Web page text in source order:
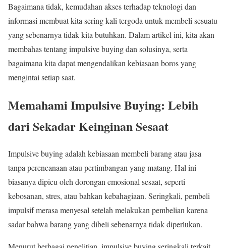
Bagaimana tidak, kemudahan akses terhadap teknologi dan
informasi membuat kita sering kali tergoda untuk membeli sesuatu
yang sebenarnya tidak kita butuhkan. Dalam artikel ini, kita akan
membahas tentang impulsive buying dan solusinya, serta
bagaimana kita dapat mengendalikan kebiasaan boros yang
mengintai setiap saat.
Memahami Impulsive Buying: Lebih
dari Sekadar Keinginan Sesaat
Impulsive buying adalah kebiasaan membeli barang atau jasa
tanpa perencanaan atau pertimbangan yang matang. Hal ini
biasanya dipicu oleh dorongan emosional sesaat, seperti
kebosanan, stres, atau bahkan kebahagiaan. Seringkali, pembeli
impulsif merasa menyesal setelah melakukan pembelian karena
sadar bahwa barang yang dibeli sebenarnya tidak diperlukan.